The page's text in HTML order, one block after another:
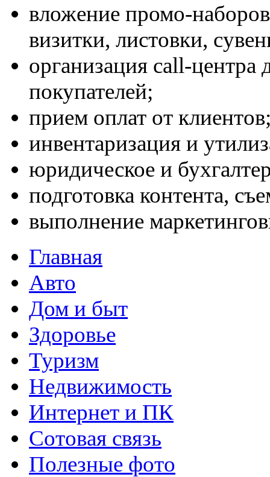
вложение промо-
визитки, листовки,
организация call-центра
покупателей;
прием оплат от
инвентаризация и
юридическое и
подготовка контента,
выполнение
Главная
Авто
Дом и быт
Здоровье
Туризм
Недвижимость
Интернет и ПК
Сотовая связь
Полезные фото